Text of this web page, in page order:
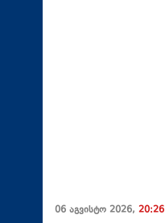
06 აგვისტო 2026, 20:26